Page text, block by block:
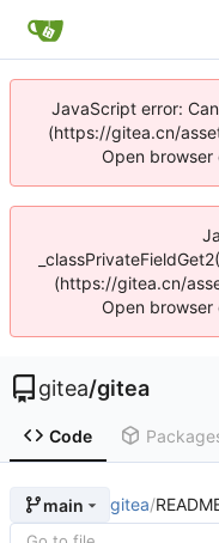
JavaScript error:
(https://gitea.cn/
Open browser
(https://gitea.cn/
Open browser
gitea/gitea
Code
main gitea/